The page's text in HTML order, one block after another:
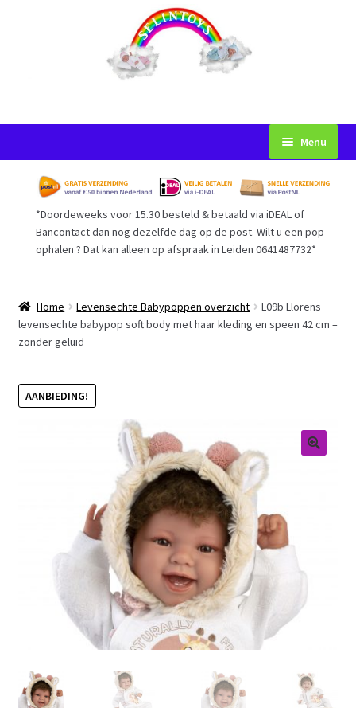
naar
navigatie
inhoud
Menu
Startpagina
Voorwaarden
Afrekenen
Gastenboek
Retouren
*Doordeweeks voor 15.30 besteld & betaald via iDEAL of
Bancontact dan nog dezelfde dag op de post. Wilt u een pop
ophalen ? Dat kan alleen op afspraak in Leiden 0641487732*
Home Levensechte Babypoppen overzicht
L09b Llorens
levensechte babypop soft body met haar kleding en speen 42 cm –
zonder geluid
AANBIEDING!